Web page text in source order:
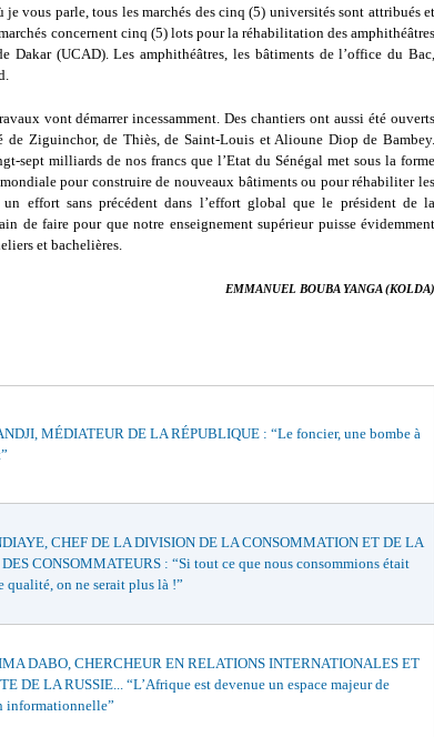
vous parle, tous les marchés des cinq (5) universités sont attribués et
concernent cinq (5) lots pour la réhabilitation des amphithéâtres
Dakar (UCAD). Les amphithéâtres, les bâtiments de l’office du Bac,
vont démarrer incessamment. Des chantiers ont aussi été ouverts
de Ziguinchor, de Thiès, de Saint-Louis et Alioune Diop de Bambey.
sept milliards de nos francs que l’Etat du Sénégal met sous la forme
pour construire de nouveaux bâtiments ou pour réhabiliter les
effort sans précédent dans l’effort global que le président de la
de faire pour que notre enseignement supérieur puisse évidemment
et bachelières.
EMMANUEL BOUBA YANGA (KOLDA)
MÉDIATEUR DE LA RÉPUBLIQUE : “Le foncier, une bombe à
CHEF DE LA DIVISION DE LA CONSOMMATION ET DE LA
CONSOMMATEURS : “Si tout ce que nous consommions était
qualité, on ne serait plus là !”
DABO, CHERCHEUR EN RELATIONS INTERNATIONALES ET
DE LA RUSSIE... “L’Afrique est devenue un espace majeur de
informationnelle”